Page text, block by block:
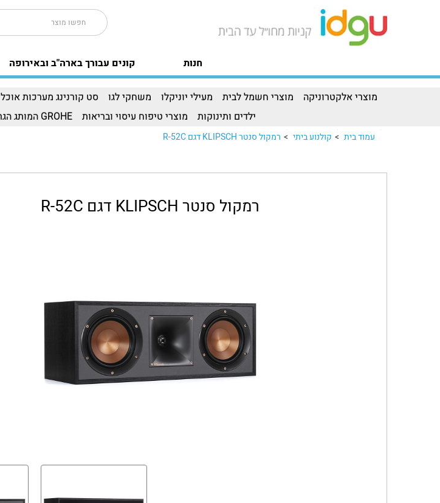
קונים עבורך בארה"ב ובאירופה חנות
מוצרי אלקטרוניקה מוצרי חשמל לבית מעילי יוניקלו משחקי לגו סט קורנינג מערכות אוכל
ילדים ותינוקות
מוצרי טיפוח עיסוי ובריאות GROHE המותג הגרמני המוביל
עמוד בית > קולנוע ביתי > רמקול סנטר KLIPSCH דגם R-52C
רמקול סנטר KLIPSCH דגם R-52C